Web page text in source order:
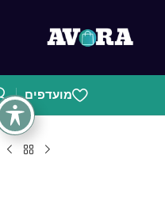
מועדפים